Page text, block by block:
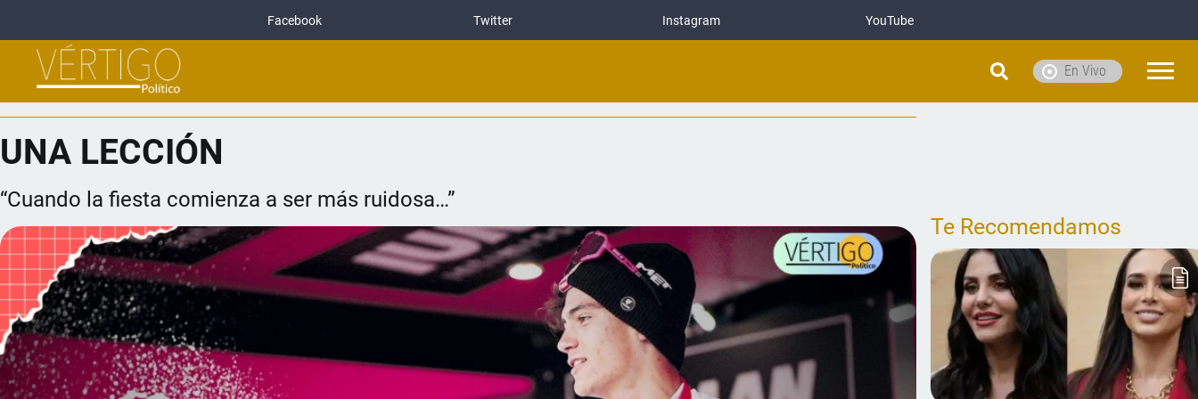
Facebook Twitter Instagram YouTube
En Vivo
UNA LECCIÓN
“Cuando la fiesta comienza a ser más ruidosa…”
Te Recomendamos